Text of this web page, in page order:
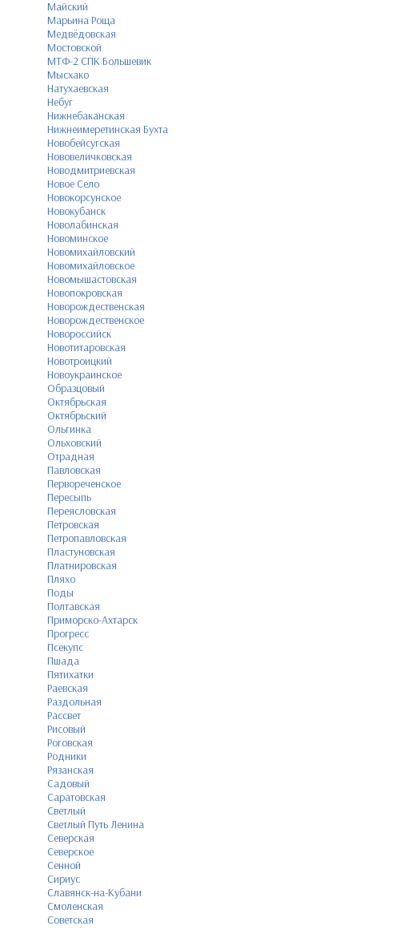
Майский
Марьина Роща
Медвёдовская
Мостовской
МТФ-2 СПК Большевик
Мысхако
Натухаевская
Небуг
Нижнебаканская
Нижнеимеретинская Бухта
Новобейсугская
Нововеличковская
Новодмитриевская
Новое Село
Новокорсунское
Новокубанск
Новолабинская
Новоминское
Новомихайловский
Новомихайловское
Новомышастовская
Новопокровская
Новорождественская
Новорождественское
Новороссийск
Новотитаровская
Новотроицкий
Новоукраинское
Образцовый
Октябрьская
Октябрьский
Ольгинка
Ольховский
Отрадная
Павловская
Первореченское
Пересыпь
Переясловская
Петровская
Петропавловская
Пластуновская
Платнировская
Пляхо
Поды
Полтавская
Приморско-Ахтарск
Прогресс
Псекупс
Пшада
Пятихатки
Раевская
Раздольная
Рассвет
Рисовый
Роговская
Родники
Рязанская
Садовый
Саратовская
Светлый
Светлый Путь Ленина
Северская
Северское
Сенной
Сириус
Славянск-на-Кубани
Смоленская
Советская